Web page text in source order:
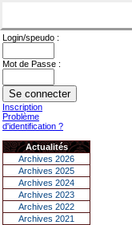
Login/speudo :
Mot de Passe :
Inscription
Problème
d'identification ?
Actualités
Archives 2026
Archives 2025
Archives 2024
Archives 2023
Archives 2022
Archives 2021